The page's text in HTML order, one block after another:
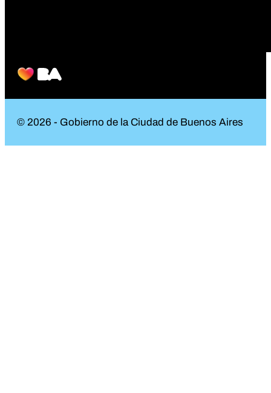
© 2026 - Gobierno de la Ciudad de Buenos Aires